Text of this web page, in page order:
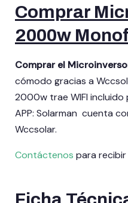
Comprar
2000w
Comprar el
cómodo gracias a
2000w trae WIFI
APP: Solarman cuenta
Wccsolar.
Contáctenos para recibir